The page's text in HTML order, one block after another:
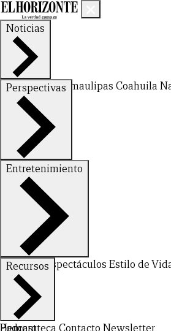
Noticias
Nuevo LeónTamaulipas Coahuila
Perspectivas
FinanzasOpinión
Entretenimiento
DeportesEspectáculos Estilo de
Recursos
Hemeroteca Contacto Newsletter
Podcast